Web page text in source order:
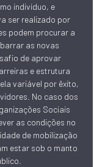
indivíduo, e
ser realizado por
podem procurar a
as novas
de aprovar
e estrutura
variável por êxito,
No caso dos
Sociais
as condições no
de mobilização
estar sob o manto